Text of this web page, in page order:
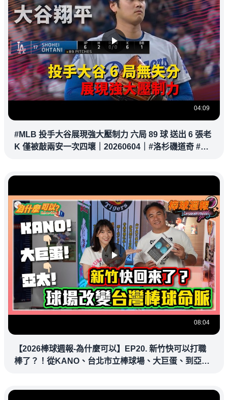
04:09
#MLB 投手大谷展現強大壓制力 六局 89 球 送出 6 張老
K 僅被敲兩安一次四壞｜20260604｜#洛杉磯道奇 #大
08:04
【2026棒球週報-為什麼可以】EP20. 新竹快可以打職
棒了？！從KANO、台北市立棒球場、大巨蛋、到亞